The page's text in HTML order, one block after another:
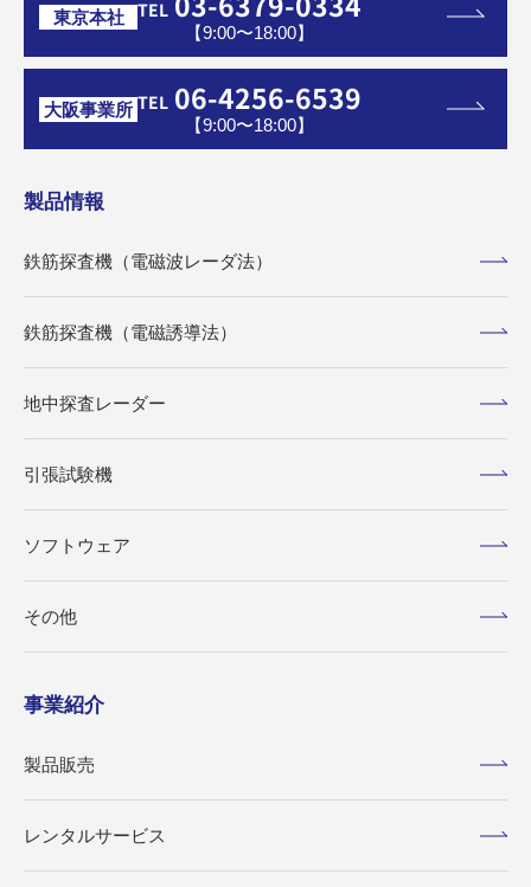
東京本社 TEL
【9:00〜18:00】
大阪事業所 TEL 06-4256-6539
【9:00〜18:00】
製品情報
鉄筋探査機（電磁波レーダ法）
鉄筋探査機（電磁誘導法）
地中探査レーダー
引張試験機
ソフトウェア
その他
事業紹介
製品販売
レンタルサービス